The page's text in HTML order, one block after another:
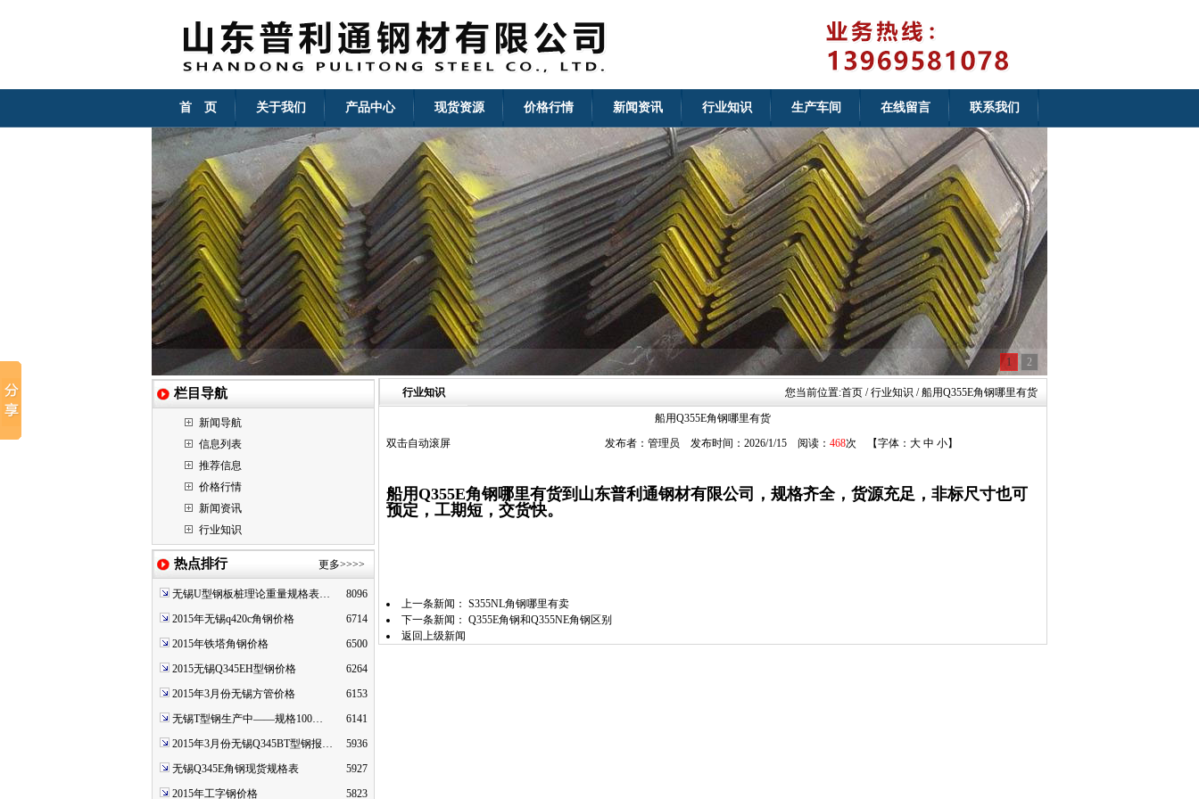
首 页 关于我们 产品中心 现货资源 价格行情 新闻资讯 行业知识 生产车间 在线留言 联系我们
1 2
栏目导航
新闻导航
信息列表
推荐信息
价格行情
新闻资讯
行业知识
热点排行 更多>>>>
无锡U型钢板桩理论重量规格表…
8096
2015年无锡q420c角钢价格
6714
2015年铁塔角钢价格
6500
2015无锡Q345EH型钢价格
6264
2015年3月份无锡方管价格
6153
无锡T型钢生产中——规格100…
6141
2015年3月份无锡Q345BT型钢报…
5936
无锡Q345E角钢现货规格表
5927
2015年工字钢价格
5823
行业知识 您当前位置:首页 / 行业知识 / 船用Q355E角钢哪里有货
船用Q355E角钢哪里有货
双击自动滚屏
发布者：管理员 发布时间：2026/1/15 阅读： 468次 【字体： 大 中 小】
船用Q355E角钢哪里有货到山东普利通钢材有限公司，规格齐全，货源充足，非标尺寸也可
预定，工期短，交货快。
上一条新闻： S355NL角钢哪里有卖
下一条新闻： Q355E角钢和Q355NE角钢区别
返回上级新闻